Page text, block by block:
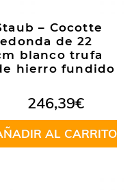
– Cocotte
de 22
blanco trufa
hierro fundido
246,39€
AL CARRITO